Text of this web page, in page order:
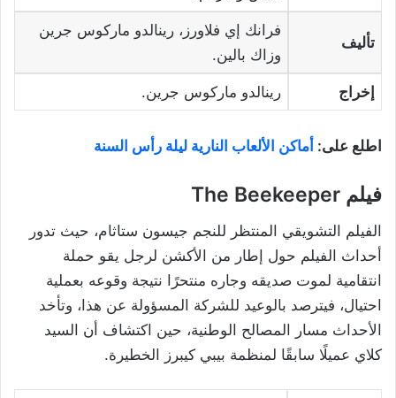
تأليف
فرانك إي فلاورز، رينالدو ماركوس جرين
وزاك بالين.
إخراج رينالدو ماركوس جرين.
اطلع على: أماكن الألعاب النارية ليلة رأس السنة
فيلم The Beekeeper
الفيلم التشويقي المنتظر للنجم جيسون ستاثام، حيث تدور
أحداث الفيلم حول إطار من الأكشن لرجل يقو حملة
انتقامية لموت صديقه وجاره منتحرًا نتيجة وقوعه بعملية
احتيال، فيترصد بالوعيد للشركة المسؤولة عن هذا، وتأخد
الأحداث مسار المصالح الوطنية، حين اكتشاف أن السيد
كلاي عميلًا سابقًا لمنظمة بيبي كيبرز الخطيرة.